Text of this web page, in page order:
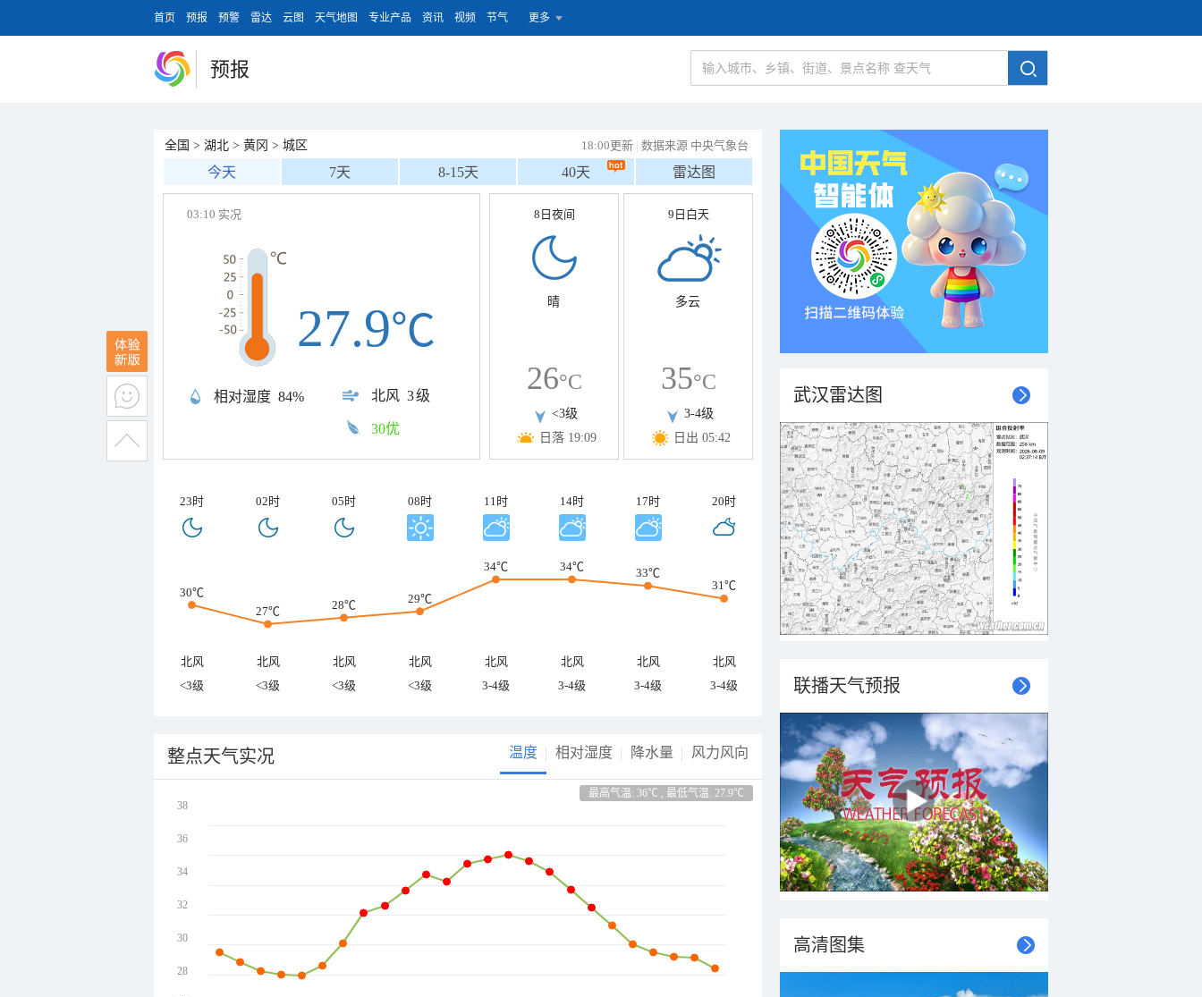
首页 预报 预警 雷达 云图 天气地图 专业产品 资讯 视频 节气 更多
预报
全国 > 湖北 > 黄冈 > 城区 18:00更新 | 数据来源 中央气象台
今天 7天 8-15天 40天 雷达图
03:10 实况
相对湿度 84% 北风 3级
27.9℃
30优
8日夜间
晴
26°C
<3级
日落 19:09
9日白天
多云
35°C
3-4级
日出 05:42
23时 02时 05时 08时 11时 14时 17时 20时
30℃
27℃
28℃ 29℃
34℃ 34℃
33℃
31℃
北风 北风 北风 北风 北风 北风 北风
北风
<3级
<3级 <3级 <3级 3-4级 3-4级 3-4级 3-4级
整点天气实况 温度 相对湿度 降水量 风力风向
最高气温: 36℃ , 最低气温: 27.9℃
38
36
34
32
30
28
武汉雷达图
联播天气预报
高清图集